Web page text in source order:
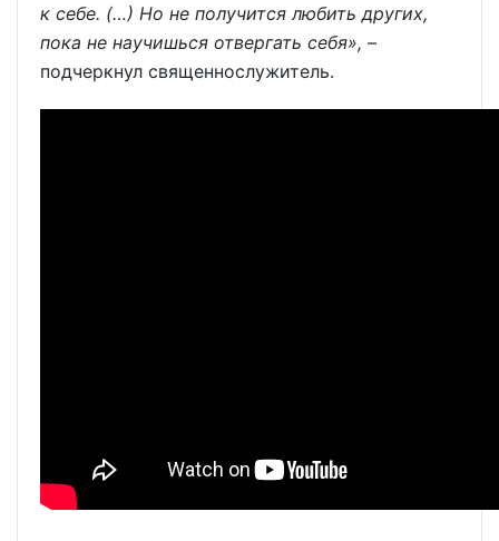
к себе. (…) Но не получится любить других,
пока не научишься отвергать себя», –
подчеркнул священнослужитель.